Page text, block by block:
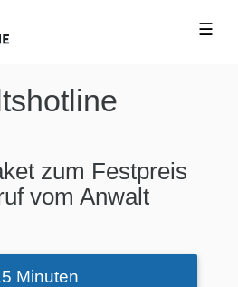
☰
zum Festpreis
vom Anwalt
Minuten